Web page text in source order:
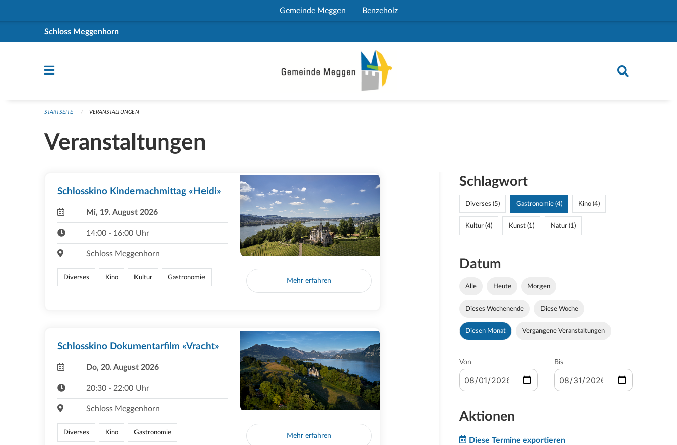
Gemeinde Meggen (External Link)
Benzeholz(External Link)
Schloss Meggenhorn
STARTSEITE VERANSTALTUNGEN
Veranstaltungen
Schlosskino Kindernachmittag «Heidi»
Mi, 19. August 2026
14:00 - 16:00 Uhr
Schloss Meggenhorn
Diverses Kino Kultur Gastronomie Mehr erfahren
Schlosskino Dokumentarfilm «Vracht»
Do, 20. August 2026
20:30 - 22:00 Uhr
Schloss Meggenhorn
Diverses Kino Gastronomie Mehr erfahren
Schlagwort
Diverses (5) Gastronomie (4) Kino (4)
Kultur (4) Kunst (1) Natur (1)
Datum
Alle Heute Morgen
Dieses Wochenende Diese Woche
Diesen Monat Vergangene Veranstaltungen
Von Bis
Aktionen
Diese Termine exportieren